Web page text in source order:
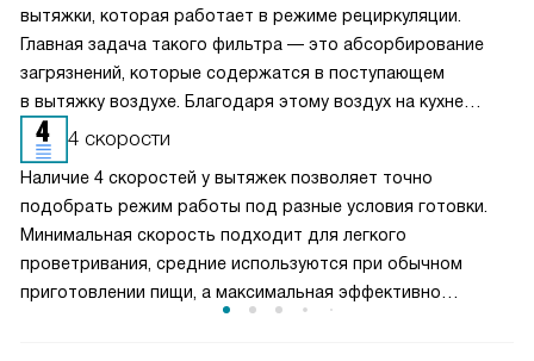
вытяжки, которая работает в режиме рециркуляции.
Главная задача такого фильтра — это абсорбирование
загрязнений, которые содержатся в поступающем
в вытяжку воздухе. Благодаря этому воздух на кухне
очищается более качественно. Угольные фильтры
необходимо часто заменять — примерно раз в три-
четыре месяца.
4 скорости
Наличие 4 скоростей у вытяжек позволяет точно
подобрать режим работы под разные условия готовки.
Минимальная скорость подходит для легкого
проветривания, средние используются при обычном
приготовлении пищи, а максимальная эффективно